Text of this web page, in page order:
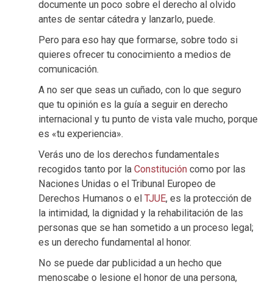
documente un poco sobre el derecho al olvido
antes de sentar cátedra y lanzarlo, puede.
Pero para eso hay que formarse, sobre todo si
quieres ofrecer tu conocimiento a medios de
comunicación.
A no ser que seas un cuñado, con lo que seguro
que tu opinión es la guía a seguir en derecho
internacional y tu punto de vista vale mucho, porque
es «tu experiencia».
Verás uno de los derechos fundamentales
recogidos tanto por la Constitución como por las
Naciones Unidas o el Tribunal Europeo de
Derechos Humanos o el TJUE, es la protección de
la intimidad, la dignidad y la rehabilitación de las
personas que se han sometido a un proceso legal;
es un derecho fundamental al honor.
No se puede dar publicidad a un hecho que
menoscabe o lesione el honor de una persona,